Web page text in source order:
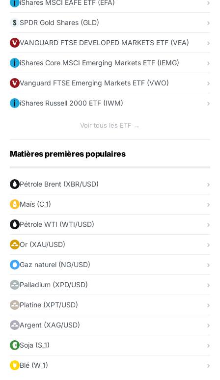
iShares MSCI EAFE ETF (EFA)
SPDR Gold Shares (GLD)
VANGUARD FTSE DEVELOPED MARKETS ETF (VEA)
iShares Core MSCI Emerging Markets ETF (IEMG)
Vanguard FTSE Emerging Markets ETF (VWO)
iShares Russell 2000 ETF (IWM)
Voir tous les ETF →
Matières premières populaires
Pétrole Brent (XBR/USD)
Maïs (C_1)
Pétrole WTI (WTI/USD)
Or (XAU/USD)
Gaz naturel (NG/USD)
Palladium (XPD/USD)
Platine (XPT/USD)
Argent (XAG/USD)
Soja (S_1)
Blé (W_1)